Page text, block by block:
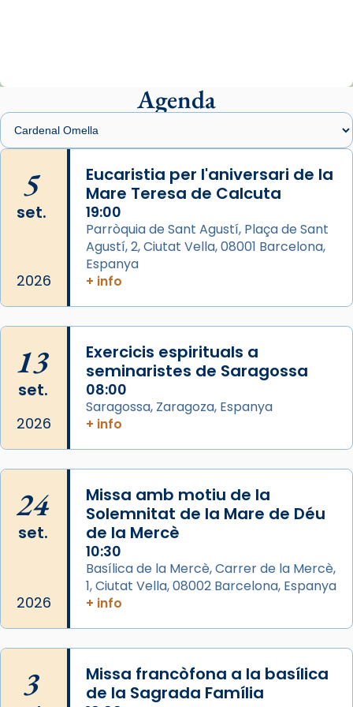
presidit aquest 27 de juliol la missa de Les
Santes de Mataró.
🔗tinyurl.com/cvu5jmbk
📸 J. Merino
Photo
View on Facebook ·
Arquebisbat de Barcelona
de Barcelona.
2 weeks ago
comitè organitzador de la visita apostòlica
del Sant Pare Lleó XIV a Barcelona, i als
col·laboradors, a la Catedral de Barcelona.
L’arquebisbe de Barcelona, el cardenal Joan
📸 Dr. G. Simón
Photo
View on Facebook ·
Arquebisbat de Barcelona
Memòria de les santes Juliana i
Semproniana, verges i màrtirs.
Acompanyant la història de sant Cugat, a
Agenda
5
set.
2026
Eucaristia per l'aniversari de la
Mare Teresa de Calcuta
19:00
Parròquia de Sant Agustí, Plaça de Sant
Agustí, 2, Ciutat Vella, 08001 Barcelona,
Espanya
+ info
13
set.
2026
Exercicis espirituals a
seminaristes de Saragossa
08:00
Saragossa, Zaragoza, Espanya
+ info
24
set.
2026
Missa amb motiu de la
Solemnitat de la Mare de Déu
de la Mercè
10:30
Basílica de la Mercè, Carrer de la Mercè,
1, Ciutat Vella, 08002 Barcelona, Espanya
+ info
3
Missa francòfona a la basílica
de la Sagrada Família